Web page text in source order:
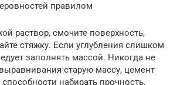
правилом
раствор, смочите поверхность,
стяжку. Если углубления слишком
заполнять массой. Никогда не
старую массу, цемент
набирать прочность,